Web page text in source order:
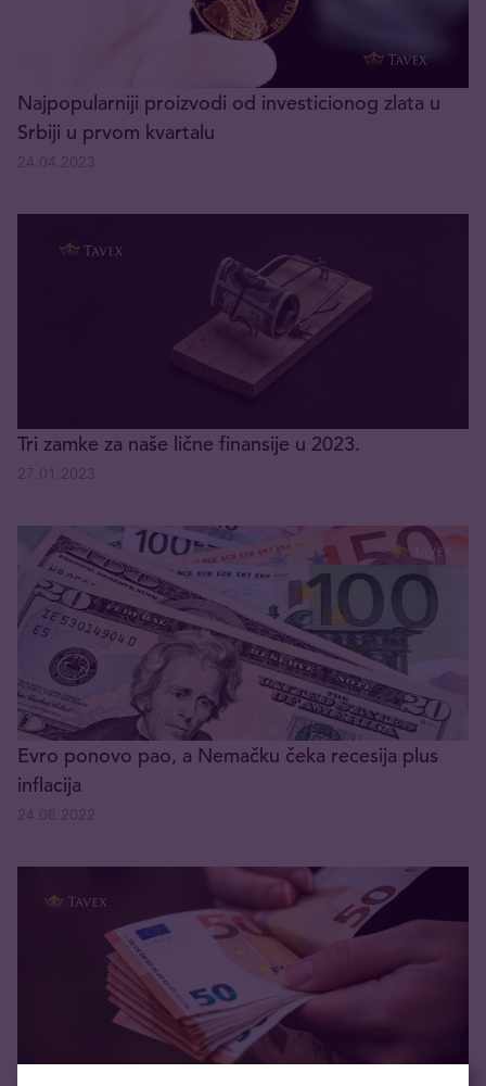
Najpopularniji proizvodi od investicionog zlata u
Srbiji u prvom kvartalu
Tri zamke za naše lične finansije u 2023.
Evro ponovo pao, a Nemačku čeka recesija plus
inflacija